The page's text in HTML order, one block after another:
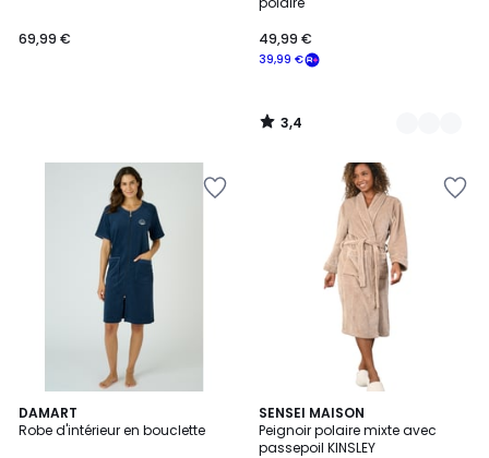
69,99 €
39,99 €
49,99 €
3,4
/
DAMART
Robe d'intérieur en bouclette
3
Couleurs
SENSEI MAISON
Peignoir polaire mixte avec
passepoil KINSLEY
4
/
5
3
Couleurs